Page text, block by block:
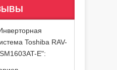
Toshiba RAV-
E":